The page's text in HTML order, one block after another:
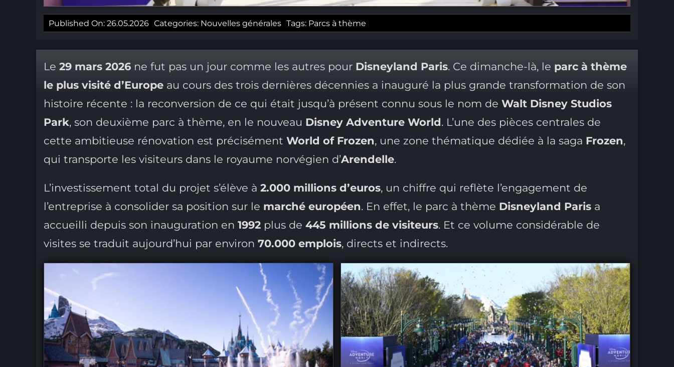
Published On: 26.05.2026 Categories: Nouvelles générales Tags: Parcs à thème
Le 29 mars 2026ne fut pas un jour comme les autres pour Disneyland Paris. Ce dimanche-là, le parc à thème
le plus visité d’Europeau cours des trois dernières décennies a inauguré la plus grande transformation de son
histoire récente : la reconversion de ce qui était jusqu’à présent connu sous le nom de Walt Disney Studios
Park, son deuxième parc à thème, en le nouveau Disney Adventure World. L’une des pièces centrales de
cette ambitieuse rénovation est précisément World of Frozen, une zone thématique dédiée à la saga Frozen,
qui transporte les visiteurs dans le royaume norvégien d’Arendelle.
L’investissement total du projet s’élève à 2.000 millions d’euros, un chiffre qui reflète l’engagement de
l’entreprise à consolider sa position sur le marché européen. En effet, le parc à thème Disneyland Parisa
accueilli depuis son inauguration en 1992plus de 445 millions de visiteurs. Et ce volume considérable de
visites se traduit aujourd’hui par environ 70.000 emplois, directs et indirects.